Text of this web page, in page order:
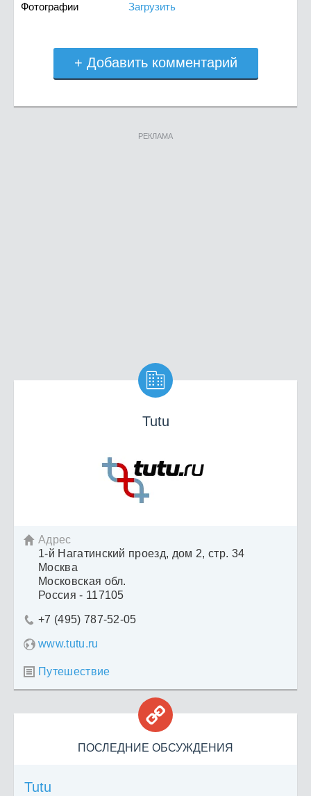
Фотографии Загрузить
+ Добавить комментарий
РЕКЛАМА

Tutu
 Адрес
1-й Нагатинский проезд, дом 2, стр. 34
Москва
Московская обл.
Россия - 117105
 +7 (495) 787-52-05
www.tutu.ru
 Путешествие

ПОСЛЕДНИЕ ОБСУЖДЕНИЯ
Tutu